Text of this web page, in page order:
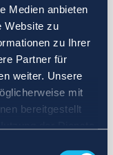
Medien anbieten
Website zu
zu Ihrer
Partner für
weiter. Unsere
mit
bereitgestellt